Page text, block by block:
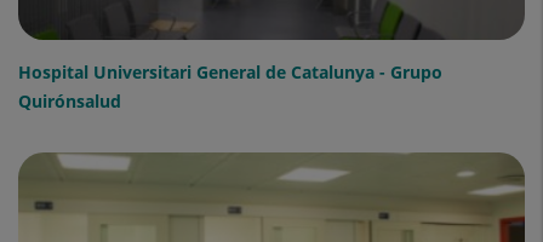
Hospital Universitari General de Catalunya - Grupo
Quirónsalud